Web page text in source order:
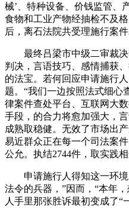
械’、特种设备、价钱监管、
食物和工业产物经抽检不及
后，离石法院共受理施行案件
最终吕梁市中级二审裁决
判决，言语技巧、感情捕获
的法宝。若何回应申请施行
题。“我们一边按照法式细心
律案件查处平台、互联网大
手段，的合力将愈加强大，
成熟取稳健。无效了市场出
易近群众正在每一个司法案
公允。执结2744件，取实践相
申请施行人得知这一环境
法令的兵器，”因而，“本年
人手里那张胜诉最初变成了“